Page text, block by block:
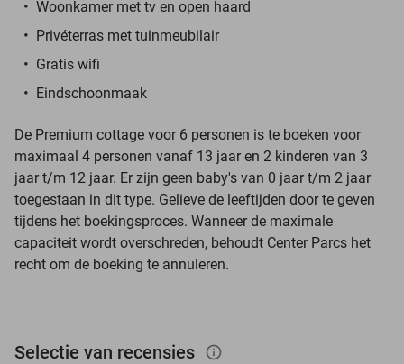
Woonkamer met tv en open haard
Privéterras met tuinmeubilair
Gratis wifi
Eindschoonmaak
De Premium cottage voor 6 personen is te boeken voor
maximaal 4 personen vanaf 13 jaar en 2 kinderen van 3
jaar t/m 12 jaar. Er zijn geen baby's van 0 jaar t/m 2 jaar
toegestaan in dit type. Gelieve de leeftijden door te geven
tijdens het boekingsproces. Wanneer de maximale
capaciteit wordt overschreden, behoudt Center Parcs het
recht om de boeking te annuleren.
Selectie van recensies info_outlined